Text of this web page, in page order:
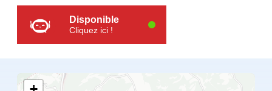
Disponible
Cliquez ici !